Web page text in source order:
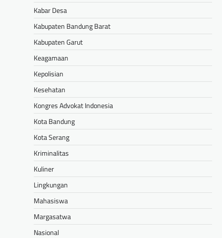
Kabar Desa
Kabupaten Bandung Barat
Kabupaten Garut
Keagamaan
Kepolisian
Kesehatan
Kongres Advokat Indonesia
Kota Bandung
Kota Serang
Kriminalitas
Kuliner
Lingkungan
Mahasiswa
Margasatwa
Nasional